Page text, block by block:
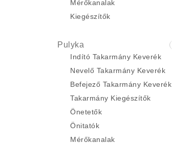
Mérőkanalak
Kiegészítők
Pulyka
Indító Takarmány Keverék
Nevelő Takarmány Keverék
Befejező Takarmány Keverék
Takarmány Kiegészítők
Önetetők
Önitatók
Mérőkanalak